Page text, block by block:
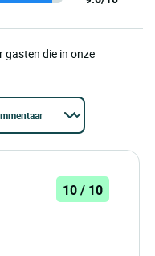
gasten die in onze
10 / 10